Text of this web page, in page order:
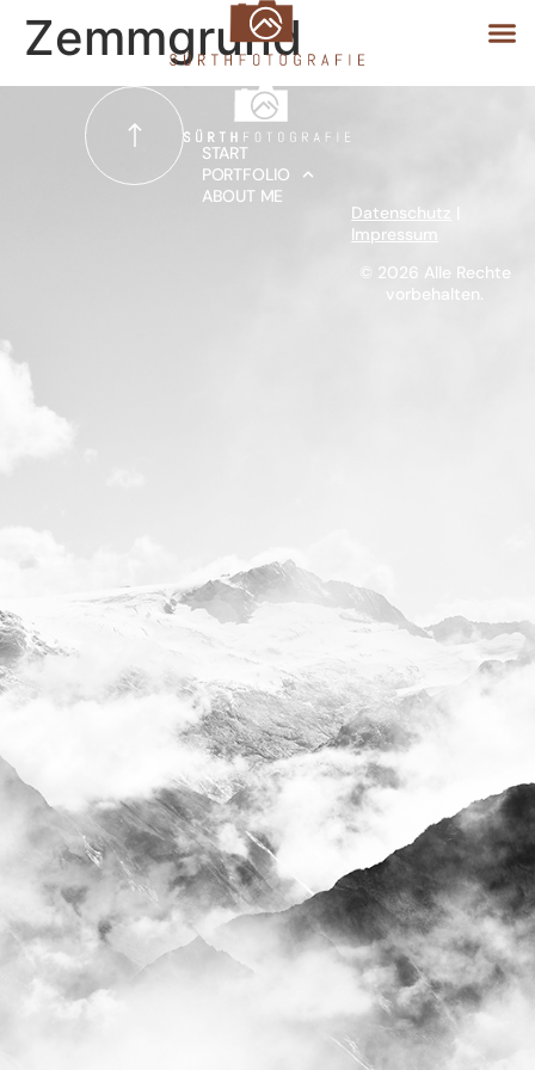
START
PORTFOLIO
Zemmgrund
Datenschutz
Impressum
© 2026 Alle Rechte
vorbehalten.
START
PORTFOLIO
ABOUT ME